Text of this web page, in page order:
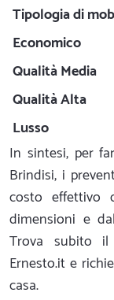
Tipologia di
Economico
Qualità Media
Qualità Alta
Lusso
In sintesi, per
Brindisi, i
costo effettivo
dimensioni e
Trova subito
Ernesto.it e
casa.